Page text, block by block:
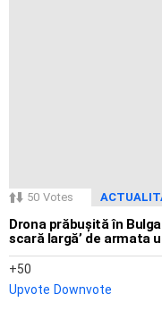
50 Votes
Drona prăbușită în
scară largă’ de armata
50
Upvote Downvote